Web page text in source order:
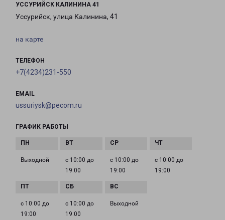
УССУРИЙСК КАЛИНИНА 41
Уссурийск, улица Калинина, 41
на карте
ТЕЛЕФОН
+7(4234)231-550
EMAIL
ussuriysk@pecom.ru
ГРАФИК РАБОТЫ
Выходной
с 10:00 до
19:00
с 10:00 до
19:00
с 10:00 до
19:00
с 10:00 до
19:00
с 10:00 до
19:00
Выходной